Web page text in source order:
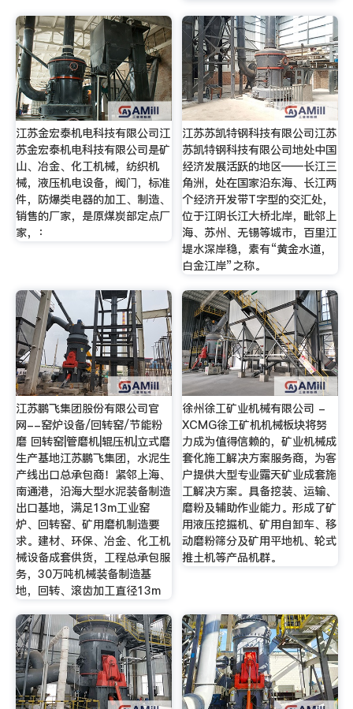
江苏金宏泰机电科技有限公司江
苏金宏泰机电科技有限公司是矿
山、冶金、化工机械，纺织机
械，液压机电设备，阀门，标准
件，防爆类电器的加工、制造、
销售的厂家，是原煤炭部定点厂
家，：
江苏苏凯特钢科技有限公司江苏
苏凯特钢科技有限公司地处中国
经济发展活跃的地区——长江三
角洲，处在国家沿东海、长江两
个经济开发带T字型的交汇处，
位于江阴长江大桥北岸，毗邻上
海、苏州、无锡等城市，百里江
堤水深岸稳，素有“黄金水道，
白金江岸”之称。
江苏鹏飞集团股份有限公司官
网--窑炉设备/回转窑/节能粉
磨 回转窑|管磨机|辊压机|立式磨
生产基地江苏鹏飞集团，水泥生
产线出口总承包商！紧邻上海、
南通港，沿海大型水泥装备制造
出口基地，满足13m工业窑
炉、回转窑、矿用磨机制造要
求。建材、环保、冶金、化工机
械设备成套供货，工程总承包服
务，30万吨机械装备制造基
地，回转、滚齿加工直径13m
徐州徐工矿业机械有限公司 -
XCMG徐工矿机机械板块将努
力成为值得信赖的，矿业机械成
套化施工解决方案服务商，为客
户提供大型专业露天矿业成套施
工解决方案。具备挖装、运输、
磨粉及辅助作业能力。形成了矿
用液压挖掘机、矿用自卸车、移
动磨粉筛分及矿用平地机、轮式
推土机等产品机群。